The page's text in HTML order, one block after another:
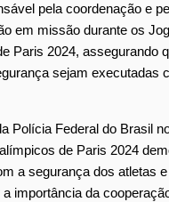
pela coordenação e
em missão durante os
Paris 2024, assegurando
sejam executadas
Polícia Federal do Brasil
de Paris 2024
a segurança dos atletas e
importância da